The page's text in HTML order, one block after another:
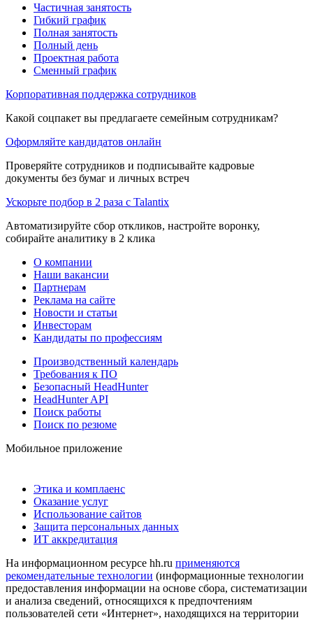
Частичная занятость
Гибкий график
Полная занятость
Полный день
Проектная работа
Сменный график
Корпоративная поддержка сотрудников
Какой соцпакет вы предлагаете семейным сотрудникам?
Оформляйте кандидатов онлайн
Проверяйте сотрудников и подписывайте кадровые
документы без бумаг и личных встреч
Ускорьте подбор в 2 раза с Talantix
Автоматизируйте сбор откликов, настройте воронку,
собирайте аналитику в 2 клика
О компании
Наши вакансии
Партнерам
Реклама на сайте
Новости и статьи
Инвесторам
Кандидаты по профессиям
Производственный календарь
Требования к ПО
Безопасный HeadHunter
HeadHunter API
Поиск работы
Поиск по резюме
Мобильное приложение
Этика и комплаенс
Оказание услуг
Использование сайтов
Защита персональных данных
ИТ аккредитация
На информационном ресурсе hh.ru применяются
рекомендательные технологии (информационные технологии
предоставления информации на основе сбора, систематизации
и анализа сведений, относящихся к предпочтениям
пользователей сети «Интернет», находящихся на территории